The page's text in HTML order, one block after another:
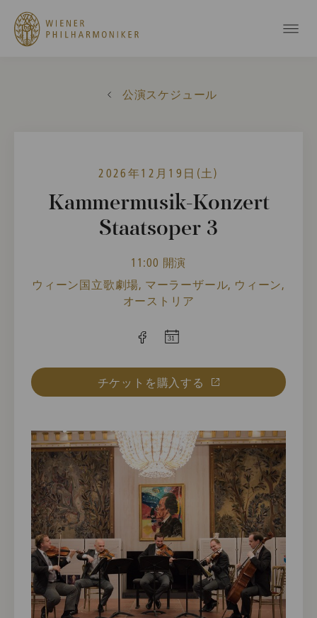
公演スケジュール
2026年12月19日(土)
Kammermusik-Konzert
Staatsoper 3
11:00 開演
ウィーン国立歌劇場, マーラーザール, ウィーン,
オーストリア
チケットを購入する